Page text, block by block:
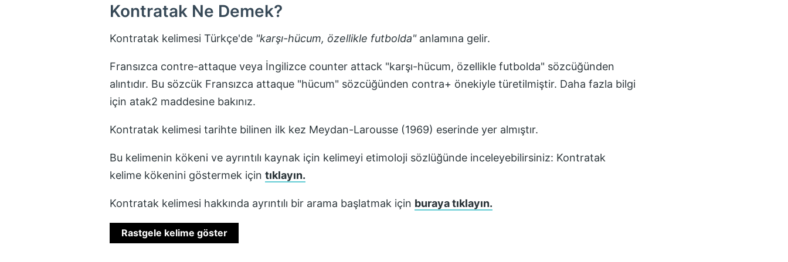
Kontratak Ne Demek?
Kontratak kelimesi Türkçe'de "karşı-hücum, özellikle futbolda"anlamına gelir.
Fransızca contre-attaque veya İngilizce counter attack "karşı-hücum, özellikle futbolda" sözcüğünden
alıntıdır. Bu sözcük Fransızca attaque "hücum" sözcüğünden contra+ önekiyle türetilmiştir. Daha fazla bilgi
için atak2 maddesine bakınız.
Kontratak kelimesi tarihte bilinen ilk kez Meydan-Larousse (1969) eserinde yer almıştır.
Bu kelimenin kökeni ve ayrıntılı kaynak için kelimeyi etimoloji sözlüğünde inceleyebilirsiniz: Kontratak
kelime kökenini göstermek için tıklayın.
Kontratak kelimesi hakkında ayrıntılı bir arama başlatmak için buraya tıklayın.
Rastgele kelime göster